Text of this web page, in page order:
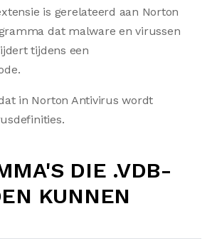
is gerelateerd aan Norton
dat malware en virussen
tijdens een
in Norton Antivirus wordt
DIE .VDB-
KUNNEN